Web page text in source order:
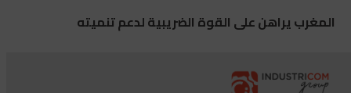
المغرب يراهن على القوة الضريبية لدعم تنميته